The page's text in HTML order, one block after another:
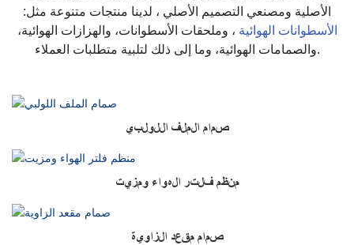
الأصلية ومصنعي التصميم الأصلي ، لدينا منتجات متنوعة مثل:
الأسطوانات الهوائية ، وملحقات الأسطوانات، والهزازات الهوائية،
والصمامات الهوائية،وما إلى ذلك لتلبية متطلبات العملاء.
صمام الملف اللولبي
منظم فلتر الهواء ومزيت
صمام مقعد الزاوية